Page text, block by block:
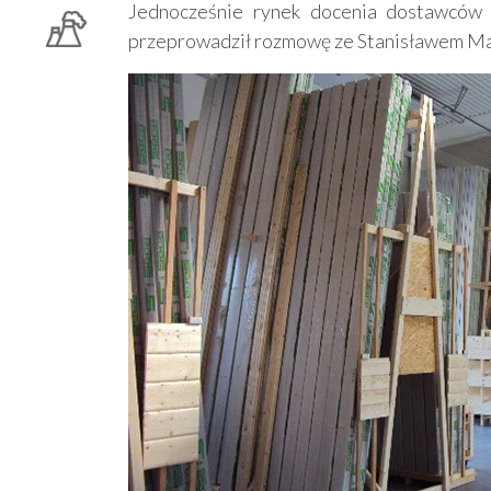
Jednocześnie rynek docenia
przeprowadził rozmowę ze Stanisławem